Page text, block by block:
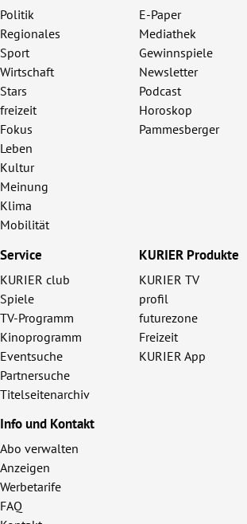
Politik
Regionales
Sport
Wirtschaft
Stars
freizeit
Fokus
Leben
Kultur
Meinung
Klima
Mobilität
E-Paper
Mediathek
Gewinnspiele
Newsletter
Podcast
Horoskop
Pammesberger
Service
KURIER club
Spiele
TV-Programm
Kinoprogramm
Eventsuche
Partnersuche
Titelseitenarchiv
KURIER Produkte
KURIER TV
profil
futurezone
Freizeit
KURIER App
Info und Kontakt
Abo verwalten
Anzeigen
Werbetarife
FAQ